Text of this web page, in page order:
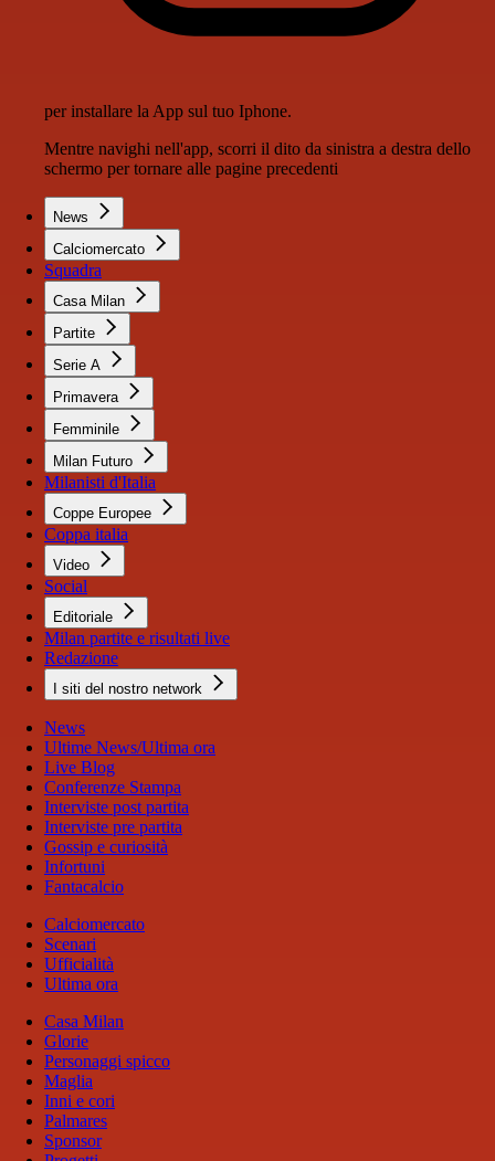
per installare la App sul tuo Iphone.
Mentre navighi nell'app, scorri il dito da sinistra a destra dello
schermo per tornare alle pagine precedenti
News
Calciomercato
Squadra
Casa Milan
Partite
Serie A
Primavera
Femminile
Milan Futuro
Milanisti d'Italia
Coppe Europee
Coppa italia
Video
Social
Editoriale
Milan partite e risultati live
Redazione
I siti del nostro network
News
Ultime News/Ultima ora
Live Blog
Conferenze Stampa
Interviste post partita
Interviste pre partita
Gossip e curiosità
Infortuni
Fantacalcio
Calciomercato
Scenari
Ufficialità
Ultima ora
Casa Milan
Glorie
Personaggi spicco
Maglia
Inni e cori
Palmares
Sponsor